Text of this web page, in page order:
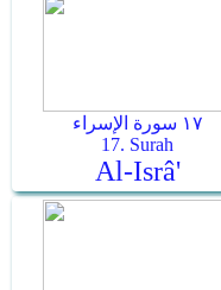
١٧ سورة الإسراء
17. Surah
Al-Isrâ'